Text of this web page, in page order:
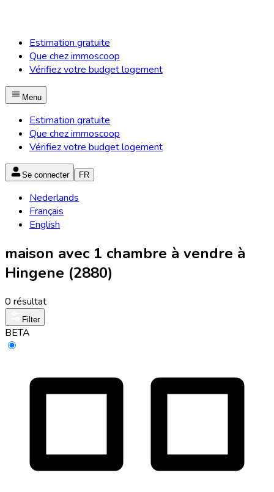
Estimation gratuite
Que chez immoscoop
Vérifiez votre budget logement
Menu
Estimation gratuite
Que chez immoscoop
Vérifiez votre budget logement
Se connecter FR
Nederlands
Français
English
maison avec 1 chambre à vendre à
Hingene (2880)
0 résultat
Filter
BETA